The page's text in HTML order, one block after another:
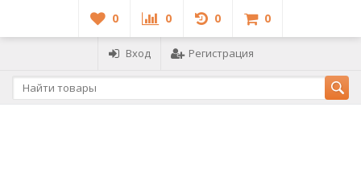
0 0 0 0
Вход Регистрация